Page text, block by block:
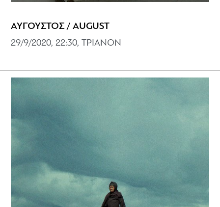
ΑΥΓΟΥΣΤΟΣ / AUGUST
29/9/2020, 22:30, ΤΡΙΑΝΟΝ